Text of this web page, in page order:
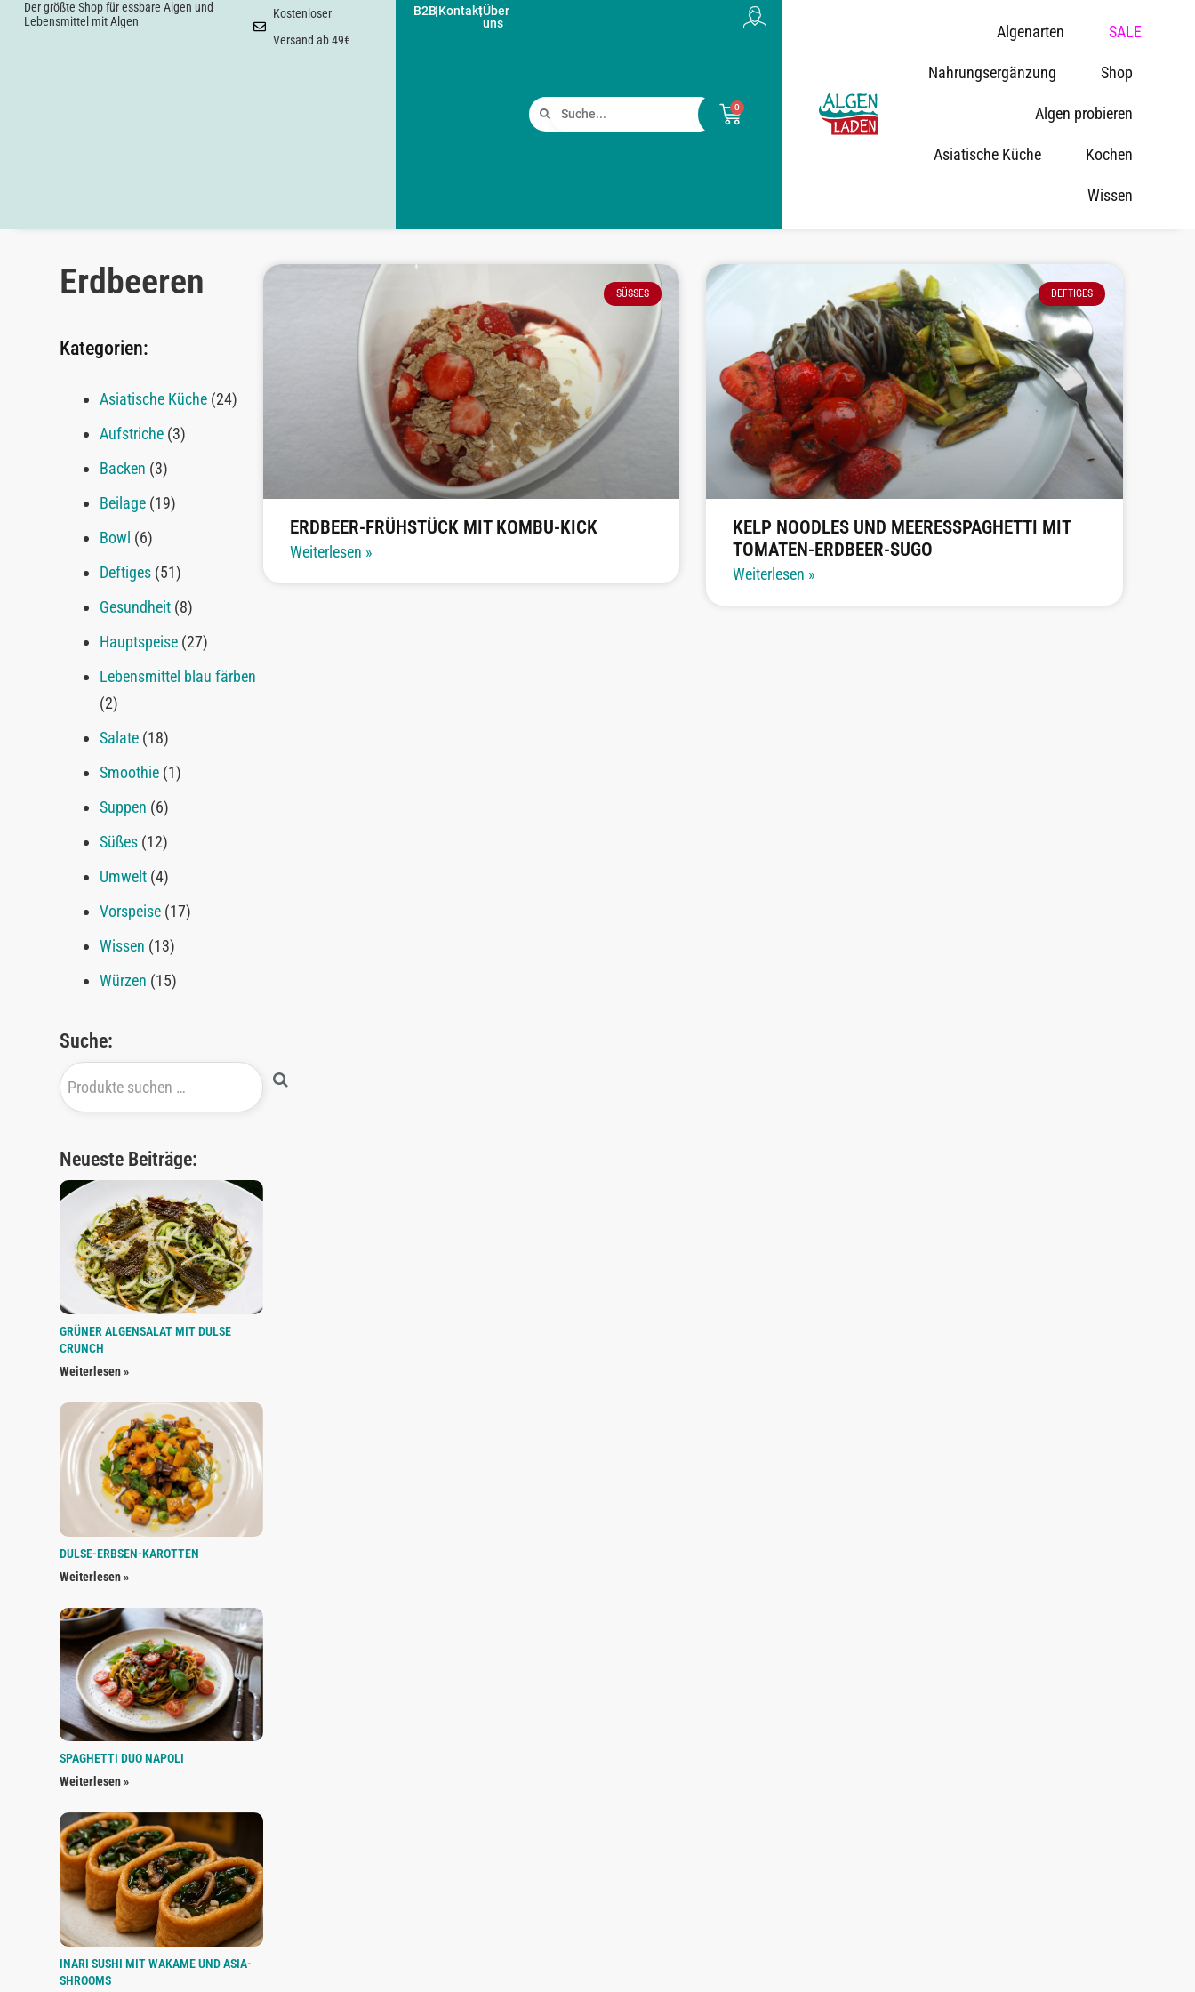
Der größte Shop für essbare Algen und
Lebensmittel mit Algen
Kostenloser
Versand ab 49€
B2B|Kontakt|Über
uns
0
Algenarten SALE
Nahrungsergänzung Shop
Algen probieren
Asiatische Küche Kochen
Wissen
Erdbeeren
Kategorien:
Asiatische Küche (24)
Aufstriche (3)
Backen (3)
Beilage (19)
Bowl (6)
Deftiges (51)
Gesundheit (8)
Hauptspeise (27)
Lebensmittel blau färben
(2)
Salate (18)
Smoothie (1)
Suppen (6)
Süßes (12)
Umwelt (4)
Vorspeise (17)
Wissen (13)
Würzen (15)
Suche:
Neueste Beiträge:
GRÜNER ALGENSALAT MIT DULSE
CRUNCH
Weiterlesen »
DULSE-ERBSEN-KAROTTEN
Weiterlesen »
SPAGHETTI DUO NAPOLI
Weiterlesen »
INARI SUSHI MIT WAKAME UND ASIA-
SHROOMS
SÜSSES
ERDBEER-FRÜHSTÜCK MIT KOMBU-KICK
Weiterlesen »
DEFTIGES
KELP NOODLES UND MEERESSPAGHETTI MIT
TOMATEN-ERDBEER-SUGO
Weiterlesen »